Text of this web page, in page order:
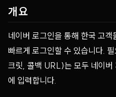
개요
네이버 로그인을 통해 한국 고
빠르게 로그인할 수 있습니다.
크릿, 콜백 URL)는 모두 네이버
에 입력합니다.